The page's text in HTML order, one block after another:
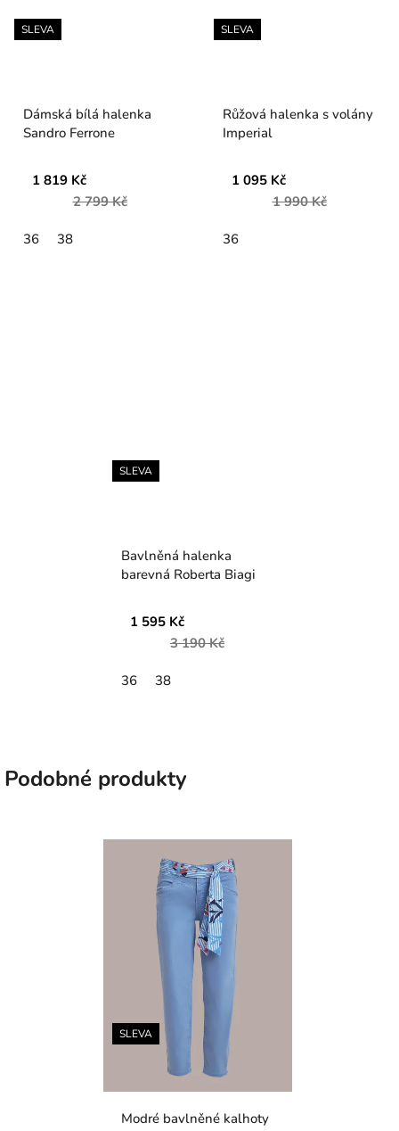
SLEVA
Dámská bílá halenka
Sandro Ferrone
1 819 Kč
2 799 Kč
36 38
SLEVA
Růžová halenka s volány
Imperial
1 095 Kč
1 990 Kč
36
SLEVA
Bavlněná halenka
barevná Roberta Biagi
1 595 Kč
3 190 Kč
36 38
Podobné produkty
SLEVA
Modré bavlněné kalhoty